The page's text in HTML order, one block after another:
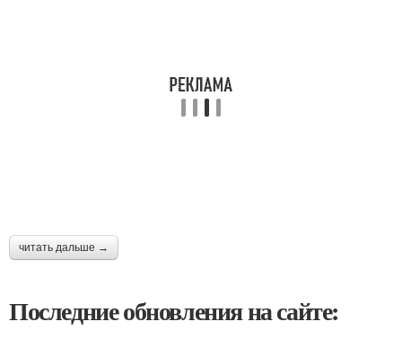
читать дальше →
Последние обновления на сайте: